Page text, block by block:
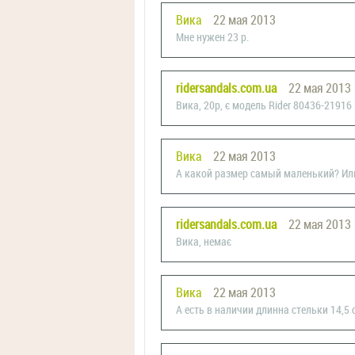
Вика 22 мая 2013
Мне нужен 23 р.
ridersandals.com.ua 22 мая 2013
Вика, 20р, є модель Rider 80436-21916
Вика 22 мая 2013
А какой размер самый маленький?
ridersandals.com.ua 22 мая 2013
Вика, немає
Вика 22 мая 2013
А есть в наличии длинна стельки 14,5